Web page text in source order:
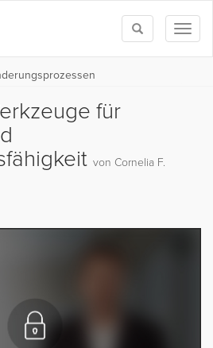
Toggle
search
für
von Cornelia F.